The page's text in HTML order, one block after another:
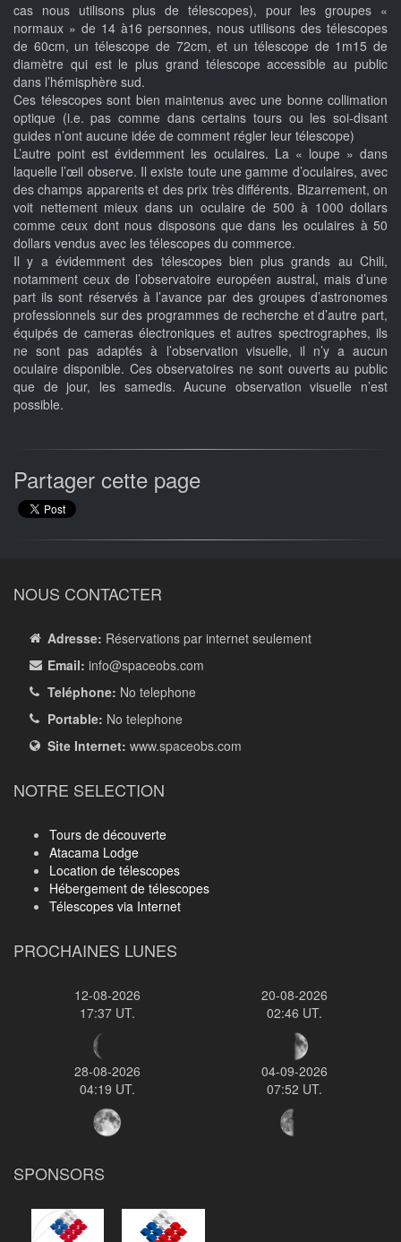
cas nous utilisons plus de télescopes), pour les groupes «
normaux » de 14 à16 personnes, nous utilisons des télescopes
de 60cm, un télescope de 72cm, et un télescope de 1m15 de
diamètre qui est le plus grand télescope accessible au public
dans l’hémisphère sud.
Ces télescopes sont bien maintenus avec une bonne collimation
optique (i.e. pas comme dans certains tours ou les soi-disant
guides n’ont aucune idée de comment régler leur télescope)
L’autre point est évidemment les oculaires. La « loupe » dans
laquelle l’œil observe. Il existe toute une gamme d’oculaires, avec
des champs apparents et des prix très différents. Bizarrement, on
voit nettement mieux dans un oculaire de 500 à 1000 dollars
comme ceux dont nous disposons que dans les oculaires à 50
dollars vendus avec les télescopes du commerce.
Il y a évidemment des télescopes bien plus grands au Chili,
notamment ceux de l’observatoire européen austral, mais d’une
part ils sont réservés à l’avance par des groupes d’astronomes
professionnels sur des programmes de recherche et d’autre part,
équipés de cameras électroniques et autres spectrographes, ils
ne sont pas adaptés à l’observation visuelle, il n’y a aucun
oculaire disponible. Ces observatoires ne sont ouverts au public
que de jour, les samedis. Aucune observation visuelle n’est
possible.
Partager cette page
NOUS CONTACTER
Adresse: Réservations par internet seulement
Email: info@spaceobs.com
Teléphone: No telephone
Portable: No telephone
Site Internet: www.spaceobs.com
NOTRE SELECTION
Tours de découverte
Atacama Lodge
Location de télescopes
Hébergement de télescopes
Télescopes via Internet
PROCHAINES LUNES
12-08-2026
17:37 UT.
20-08-2026
02:46 UT.
28-08-2026
04:19 UT.
04-09-2026
07:52 UT.
SPONSORS